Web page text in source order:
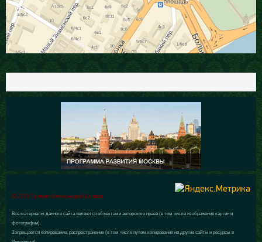
© 2015 Галерея Александра Шилова
Все материалы данного сайта являются объектами авторского права (в том числе изображения картин и
фотографии).
Запрещается копирование, распространение (в том числе путем копирования на другие сайты и ресурсы в